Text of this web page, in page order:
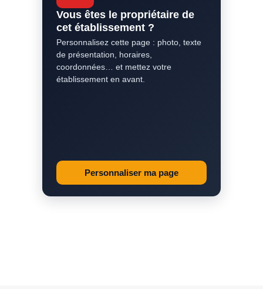
Vous êtes le propriétaire de
cet établissement ?
Personnalisez cette page : photo, texte
de présentation, horaires,
coordonnées… et mettez votre
établissement en avant.
Personnaliser ma page